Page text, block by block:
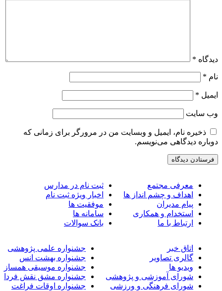
*
*
*
سایت
ذخیره نام، ایمیل و وبسایت من در مرورگر برای زمانی که
دیدگاهی می‌نویسم.
معرفی مجتمع
اهداف و چشم انداز ها
پیام مدیران
استخدام و همکاری
ارتباط با ما
ثبت نام در مدارس
اخبار ویژه ثبت نام
موفقیت ها
سامانه ها
بانک سوالات
اتاق خبر
گالری تصاویر
ویدیو ها
شورای آموزشی و پژوهشی
شورای فرهنگی و ورزشی
جشنواره علمی پژوهشی
جشنواره بهشت انس
جشنواره موسیقی همساز
جشنواره مشق نقش فردا
جشنواره اوقات فراغت